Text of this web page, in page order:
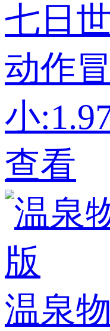
七日
动作
小
查看
温泉